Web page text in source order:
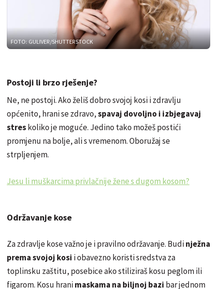
FOTO: GULIVER/SHUTTERSTOCK
Postoji li brzo rješenje?
Ne, ne postoji. Ako želiš dobro svojoj kosi i zdravlju
općenito, hrani se zdravo,spavaj dovoljno i izbjegavaj
streskoliko je moguće. Jedino tako možeš postići
promjenu na bolje, ali s vremenom. Oboružaj se
strpljenjem.
Jesu li muškarcima privlačnije žene s dugom kosom?
Održavanje kose
Za zdravlje kose važno je i pravilno održavanje. Budinježna
prema svojoj kosi i obavezno koristi sredstva za
toplinsku zaštitu, posebice ako stiliziraš kosu peglom ili
figarom. Kosu hranimaskama na biljnoj bazi bar jednom